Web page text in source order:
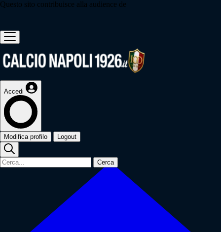
Questo sito contribuisce alla audience de
Accedi
Modifica profilo Logout
Cerca